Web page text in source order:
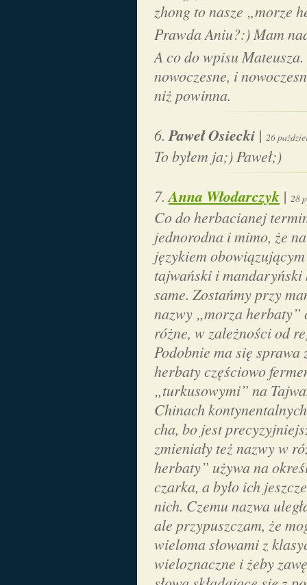
zhong to nasze „morze
Prawda Aniu?:) Mam
A co do wpisu
nowoczesne, i
niż powinna.
Paweł Osiecki | 26
To byłem ja;) Paweł;)
Anna Włodarczyk | 28
Co do herbacianej
jednorodna i mimo, że
językiem
tajwański i mandaryński
same. Zostańmy przy
nazwy „morza
różne, w zależności od
Podobnie ma się
herbaty częściowo
„turkusowymi” na
Chinach
cha, bo jest
zmieniały też nazwy w
herbaty” używa na
czarka, a było ich
nich. Czemu nazwa
ale przypuszczam, że
wieloma słowami z
wieloznaczne i żeby